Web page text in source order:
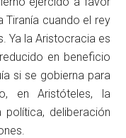
Tiranía cuando el rey
Ya la Aristocracia es
en beneficio
si se gobierna para
en Aristóteles, la
deliberación